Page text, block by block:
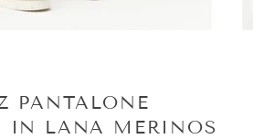
PANTALONE
IN LANA MERINOS